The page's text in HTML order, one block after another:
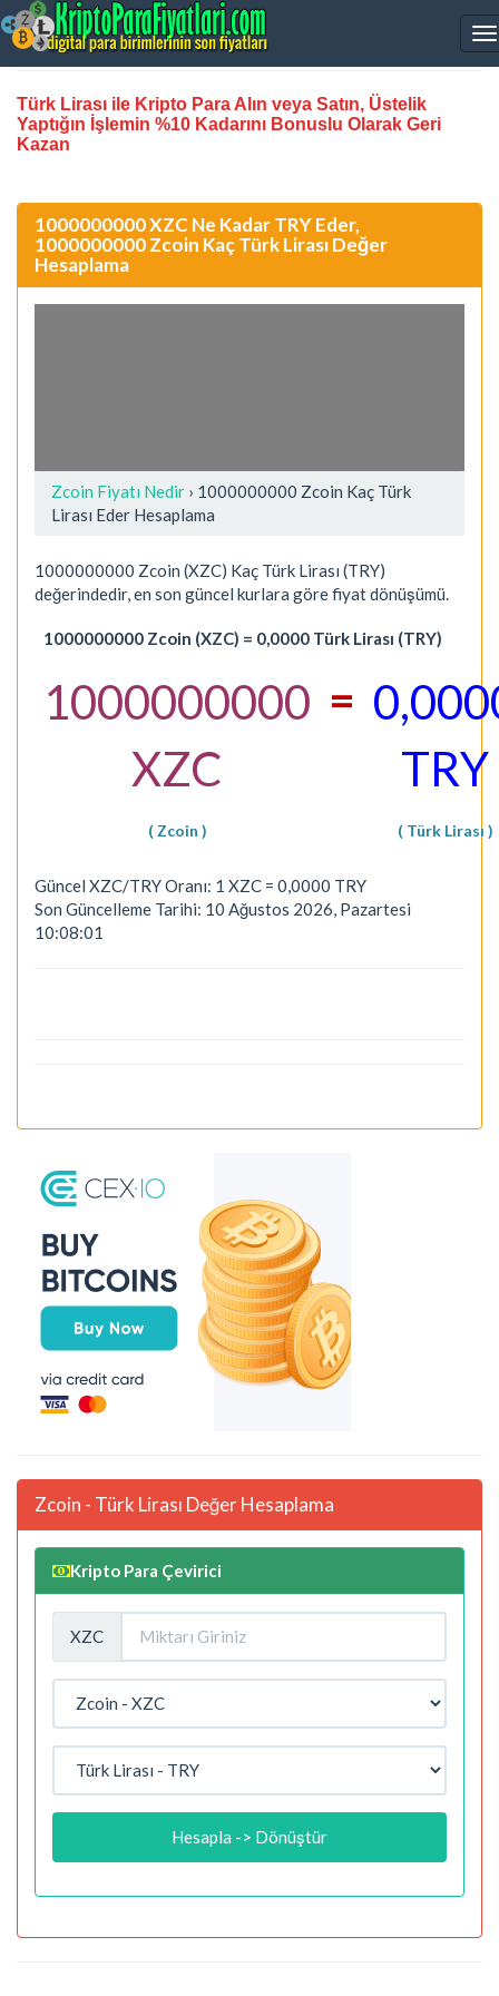
Türk Lirası ile Kripto Para Alın veya Satın, Üstelik
Yaptığın İşlemin %10 Kadarını Bonuslu Olarak Geri
Kazan
1000000000 XZC Ne Kadar TRY Eder,
1000000000 Zcoin Kaç Türk Lirası Değer
Hesaplama
Zcoin Fiyatı Nedir › 1000000000 Zcoin Kaç Türk
Lirası Eder Hesaplama
1000000000 Zcoin (XZC) Kaç Türk Lirası (TRY)
değerindedir, en son güncel kurlara göre fiyat dönüşümü.
1000000000 Zcoin (XZC) = 0,0000 Türk Lirası (TRY)
1000000000
XZC
=
TRY
( Zcoin ) ( Türk Lirası )
Güncel XZC/TRY Oranı: 1 XZC = 0,0000 TRY
Son Güncelleme Tarihi: 10 Ağustos 2026, Pazartesi
10:08:01
Zcoin - Türk Lirası Değer Hesaplama
Kripto Para Çevirici
XZC
Hesapla -> Dönüştür